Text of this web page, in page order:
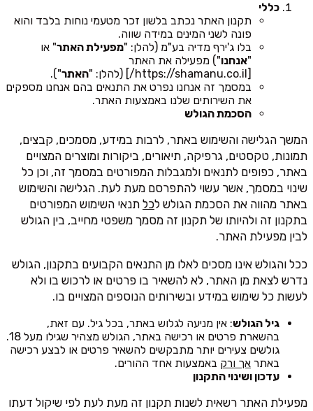
כללי
תקנון האתר נכתב בלשון זכר מטעמי נוחות בלבד והוא
פונה לשני המינים במידה שווה.
בלו ג'ירף מדיה בע"מ (להלן: "מפעילת האתר" או
"אנחנו") מפעילה את האתר
[https://shamanu.co.il/] (להלן: "
האתר").
במסמך זה אנחנו נפרט את התנאים בהם אנחנו מספקים
את השירותים שלנו באמצעות האתר.
הסכמת הגולש
המשך הגלישה והשימוש באתר, לרבות במידע, מסמכים, קבצים,
תמונות, טקסטים, גרפיקה, תיאורים, ביקורות ומוצרים המצויים
באתר, כפופים לתנאים ולמגבלות המפורטים במסמך זה, וכן כל
שינוי במסמך, אשר עשוי להתפרסם מעת לעת. הגלישה והשימוש
באתר מהווה את הסכמת הגולש לכל תנאי השימוש המפורטים
בתקנון זה ולהיותו של תקנון זה מסמך משפטי מחייב, בין הגולש
לבין מפעילת האתר.
ככל והגולש אינו מסכים לאלו מן התנאים הקבועים בתקנון, הגולש
נדרש לצאת מן האתר, לא להשאיר בו פרטים או לרכוש בו ולא
לעשות כל שימוש במידע ובשירותים הנוספים המצויים בו.
גיל הגולש: אין מניעה לגלוש באתר, בכל גיל. עם זאת,
בהשארת פרטים או רכישה באתר, הגולש מצהיר שגילו מעל 18.
גולשים צעירים יותר מתבקשים להשאיר פרטים או לבצע רכישה
באתר אך ורק באמצעות אחד ההורים.
עדכון ושינוי התקנון
מפעילת האתר רשאית לשנות תקנון זה מעת לעת לפי שיקול דעתו